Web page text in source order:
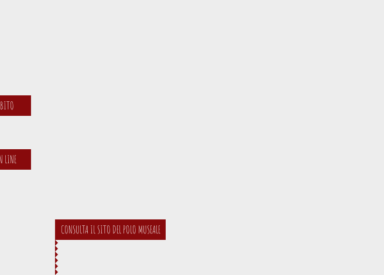
LINE
CONSULTA IL SITO DEL POLO MUSEALE